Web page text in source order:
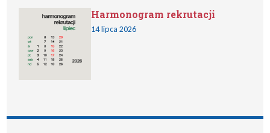
Harmonogram rekrutacji
14 lipca 2026